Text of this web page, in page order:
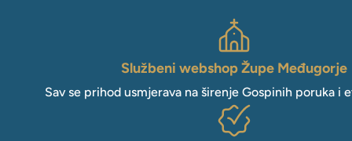
Službeni webshop Župe Međugorje
Sav se prihod usmjerava na širenje Gospinih poruka i